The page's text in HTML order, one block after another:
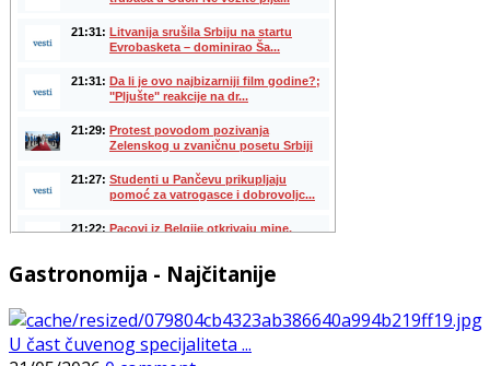
Gastronomija - Najčitanije
U čast čuvenog specijaliteta ...